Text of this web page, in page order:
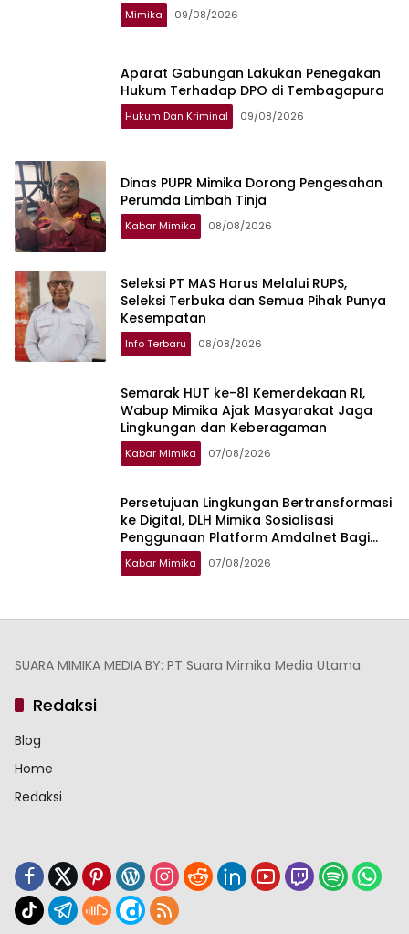
Mimika 09/08/2026
Aparat Gabungan Lakukan Penegakan
Hukum Terhadap DPO di Tembagapura
Hukum Dan Kriminal 09/08/2026
Dinas PUPR Mimika Dorong Pengesahan
Perumda Limbah Tinja
Kabar Mimika 08/08/2026
Seleksi PT MAS Harus Melalui RUPS,
Seleksi Terbuka dan Semua Pihak Punya
Kesempatan
Info Terbaru 08/08/2026
Semarak HUT ke-81 Kemerdekaan RI,
Wabup Mimika Ajak Masyarakat Jaga
Lingkungan dan Keberagaman
Kabar Mimika 07/08/2026
Persetujuan Lingkungan Bertransformasi
ke Digital, DLH Mimika Sosialisasi
Penggunaan Platform Amdalnet Bagi
Pelaku Usaha
Kabar Mimika 07/08/2026
SUARA MIMIKA MEDIA BY: PT Suara Mimika Media Utama
Redaksi
Blog
Home
Redaksi